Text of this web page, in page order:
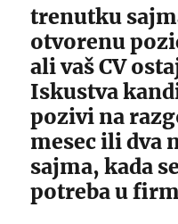
trenutku
otvorenu
ali vaš CV
Iskustva
pozivi na
mesec ili dva
sajma, kada
potreba u